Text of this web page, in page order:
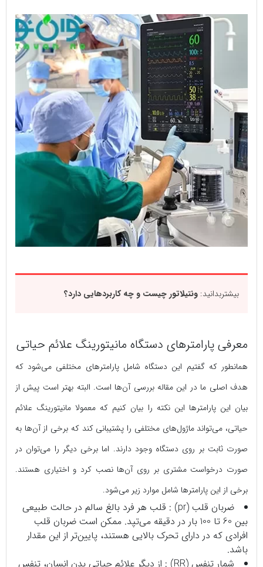
بیشتربدانید: ونتیلاتور چیست و چه کاربردهایی دارد؟
معرفی پارامترهای دستگاه مانیتورینگ علائم حیاتی
همانطور که گفتیم این دستگاه شامل پارامترهای مختلفی می‌شود که
هدف اصلی ما در این مقاله بررسی آن‌ها است. البته بهتر است پیش از
بیان این پارامترها این نکته را بیان کنیم که معمولا مانیتورینگ علائم
حیاتی، می‌تواند ماژول‌های مختلفی را پشتیبانی کند که برخی از آن‌ها به
صورت ثابت بر روی دستگاه وجود دارند. اما برخی دیگر را می‌توان در
صورت درخواست مشتری بر روی آن‌ها نصب کرد و اختیاری هستند.
برخی از این پارامترها شامل موارد زیر می‌شود.
ضربان قلب (pr) : قلب هر فرد بالغ سالم در حالت طبیعی
بین 60 تا 100 بار در دقیقه می‌تپد. ممکن است ضربان قلب
افرادی که در دارای تحرک بالایی هستند، پایین‌تر از این مقدار
باشد.
شمار تنفس (RR) : از دیگر علائم حیاتی بدن انسان، تنفس